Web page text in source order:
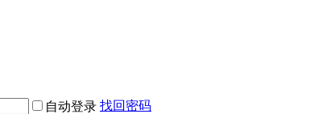
自动登录 找回密码